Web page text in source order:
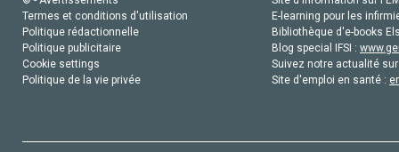
Termes et conditions d'utilisation
Politique rédactionnelle
Politique publicitaire
Cookie settings
Politique de la vie privée
E-learning pour les
Bibliothèque d'e-books
Blog special IFSI :
Suivez notre actualité
Site d'emploi en santé :